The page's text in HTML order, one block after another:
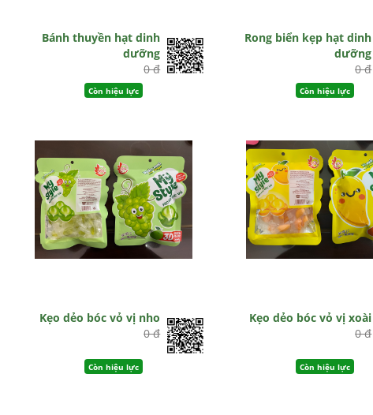
Bánh thuyền hạt dinh
dưỡng
0 đ
Còn hiệu lực
Rong biển kẹp hạt dinh
dưỡng
0 đ
Còn hiệu lực
Kẹo dẻo bóc vỏ vị nho
0 đ
Còn hiệu lực
Kẹo dẻo bóc vỏ vị xoài
0 đ
Còn hiệu lực